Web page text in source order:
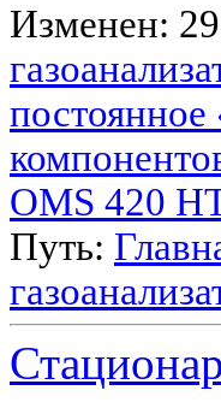
Изменен:
OMS 420
Путь: